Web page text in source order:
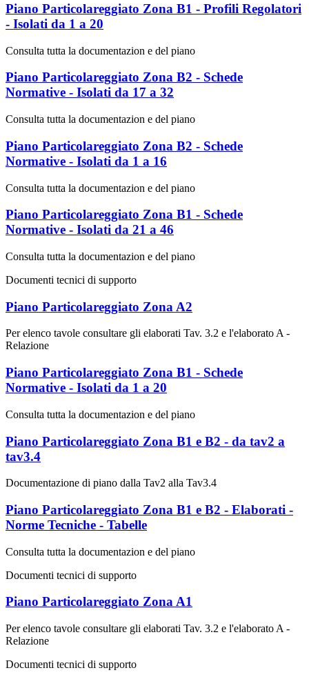
Piano Particolareggiato Zona B1 - Profili Regolatori
- Isolati da 1 a 20
Consulta tutta la documentazion e del piano
Piano Particolareggiato Zona B2 - Schede
Normative - Isolati da 17 a 32
Consulta tutta la documentazion e del piano
Piano Particolareggiato Zona B2 - Schede
Normative - Isolati da 1 a 16
Consulta tutta la documentazion e del piano
Piano Particolareggiato Zona B1 - Schede
Normative - Isolati da 21 a 46
Consulta tutta la documentazion e del piano
Documenti tecnici di supporto
Piano Particolareggiato Zona A2
Per elenco tavole consultare gli elaborati Tav. 3.2 e l'elaborato A -
Relazione
Piano Particolareggiato Zona B1 - Schede
Normative - Isolati da 1 a 20
Consulta tutta la documentazion e del piano
Piano Particolareggiato Zona B1 e B2 - da tav2 a
tav3.4
Documentazione di piano dalla Tav2 alla Tav3.4
Piano Particolareggiato Zona B1 e B2 - Elaborati -
Norme Tecniche - Tabelle
Consulta tutta la documentazion e del piano
Documenti tecnici di supporto
Piano Particolareggiato Zona A1
Per elenco tavole consultare gli elaborati Tav. 3.2 e l'elaborato A -
Relazione
Documenti tecnici di supporto